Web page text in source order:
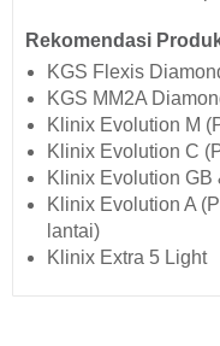
Rekomendasi
KGS Flexis
KGS MM2A
Klinix Evolution M
Klinix Evolution C
Klinix Evolution GB
Klinix Evolution A
lantai)
Klinix Extra 5 Light